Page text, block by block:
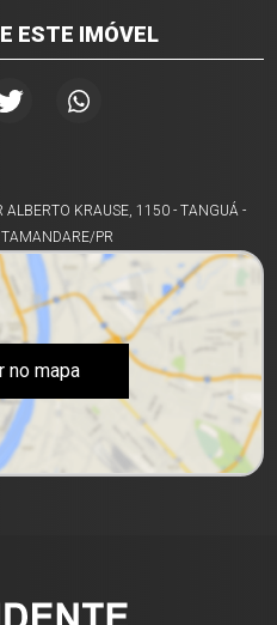
ESTE IMÓVEL
ALBERTO KRAUSE, 1150 - TANGUÁ -
PR
no mapa